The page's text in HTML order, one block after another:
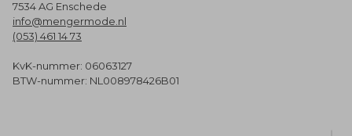
7534 AG Enschede
info@mengermode.nl
(053) 461 14 73
KvK-nummer: 06063127
BTW-nummer: NL008978426B01